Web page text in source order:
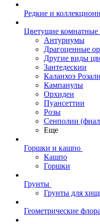
Редкие и
Цветущие комнатные
Антуриумы
Драгоценные
Другие виды
Зантедескии
Каланхоэ
Кампанулы
Орхидеи
Пуансеттии
Розы
Сенполии
Еще
Горшки и кашпо
Кашпо
Горшки
Грунты
Грунты для
Геометрические